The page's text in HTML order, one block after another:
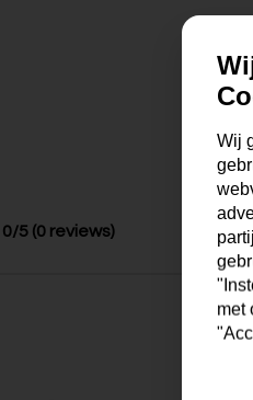
0/5 (0 reviews)
Wij
met